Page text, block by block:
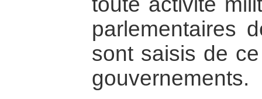
parlementaires
sont saisis de
gouvernements.